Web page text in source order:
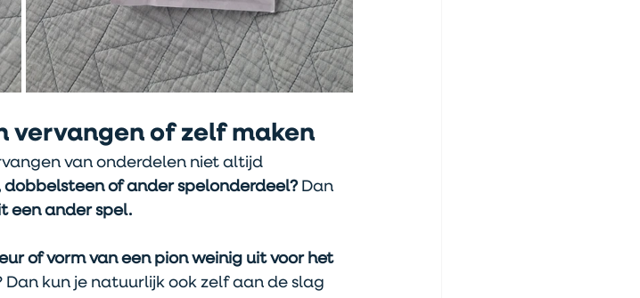
vervangen of zelf maken
van onderdelen niet altijd
of ander spelonderdeel? Dan
een ander spel.
of vorm van een pion weinig uit voor het
kun je natuurlijk ook zelf aan de slag